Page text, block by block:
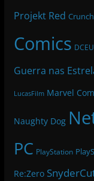
Projekt Red
Comics DCEU
Guerra nas
LucasFilm Marvel
Naughty Dog
PC PlayStation
Re:Zero